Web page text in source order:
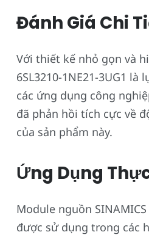
Đánh Giá Chi
Với thiết kế nhỏ gọn và
6SL3210-1NE21-3UG1
các ứng dụng công
đã phản hồi tích cực về
của sản phẩm này.
Ứng Dụng
Module nguồn
được sử dụng trong các